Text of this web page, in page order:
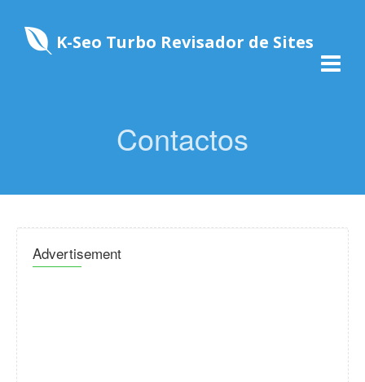
K-Seo Turbo Revisador de Sites
Contactos
Advertisement